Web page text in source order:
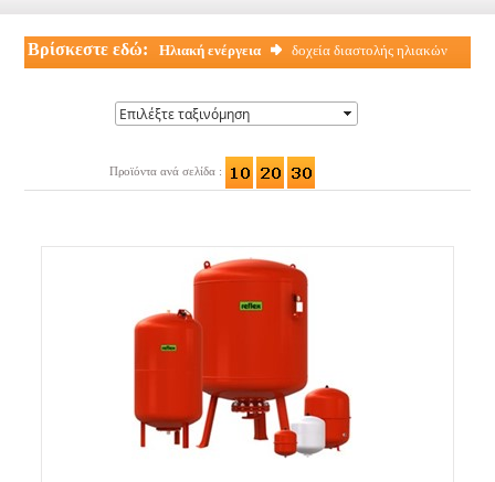
Επικοινωνία
Βρίσκεστε εδώ: Ηλιακή ενέργεια δοχεία διαστολής ηλιακών
Προϊόντα ανά σελίδα :